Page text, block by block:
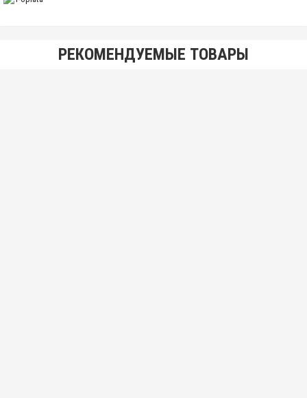
РЕКОМЕНДУЕМЫЕ ТОВАРЫ